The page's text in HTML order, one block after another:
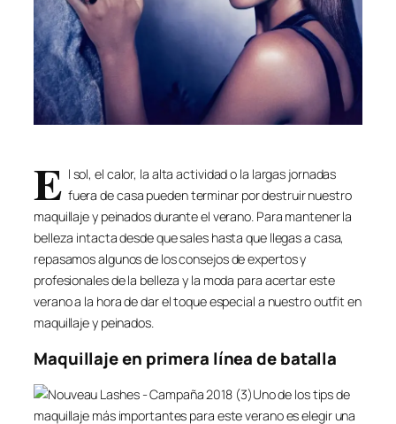
E l sol, el calor, la alta actividad o la largas jornadas
fuera de casa pueden terminar por destruir nuestro
maquillaje y peinados durante el verano. Para mantener la
belleza intacta desde que sales hasta que llegas a casa,
repasamos algunos de los consejos de expertos y
profesionales de la belleza y la moda para acertar este
verano a la hora de dar el toque especial a nuestro outfit en
maquillaje y peinados.
Maquillaje en primera línea de batalla
Uno de los tips de
maquillaje más importantes para este verano es elegir una